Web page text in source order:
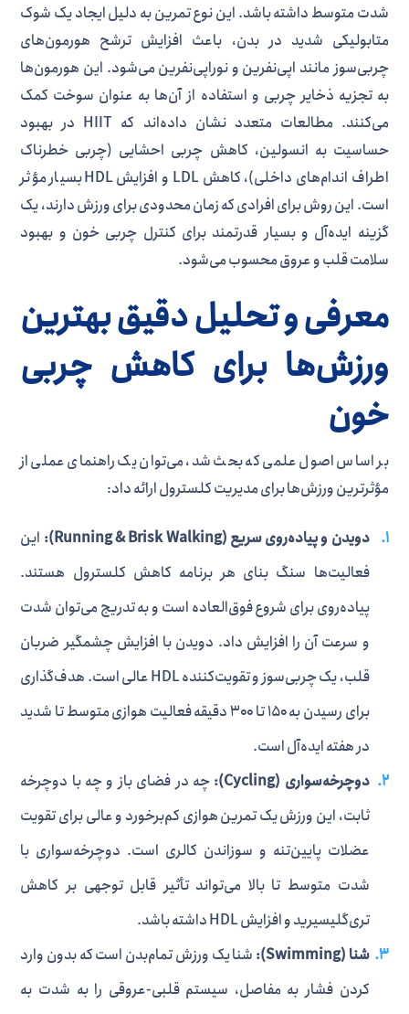
شدت متوسط داشته باشد. این نوع تمرین به دلیل ایجاد یک شوک
متابولیکی شدید در بدن، باعث افزایش ترشح هورمون‌های
چربی‌سوز مانند اپی‌نفرین و نوراپی‌نفرین می‌شود. این هورمون‌ها
به تجزیه ذخایر چربی و استفاده از آن‌ها به عنوان سوخت کمک
می‌کنند. مطالعات متعدد نشان داده‌اند که HIIT در بهبود
حساسیت به انسولین، کاهش چربی احشایی (چربی خطرناک
اطراف اندام‌های داخلی)، کاهش LDL و افزایش HDL بسیار مؤثر
است. این روش برای افرادی که زمان محدودی برای ورزش دارند، یک
گزینه ایده‌آل و بسیار قدرتمند برای کنترل چربی خون و بهبود
سلامت قلب و عروق محسوب می‌شود.
معرفی و تحلیل دقیق بهترین
ورزش‌ها برای کاهش چربی
خون
بر اساس اصول علمی که بحث شد، می‌توان یک راهنمای عملی از
مؤثرترین ورزش‌ها برای مدیریت کلسترول ارائه داد:
دویدن و پیاده‌روی سریع (Running & Brisk Walking):
این
فعالیت‌ها سنگ بنای هر برنامه کاهش کلسترول هستند.
پیاده‌روی برای شروع فوق‌العاده است و به تدریج می‌توان شدت
و سرعت آن را افزایش داد. دویدن با افزایش چشمگیر ضربان
قلب، یک چربی‌سوز و تقویت‌کننده HDL عالی است. هدف‌گذاری
برای رسیدن به ۱۵۰ تا ۳۰۰ دقیقه فعالیت هوازی متوسط تا شدید
در هفته ایده‌آل است.
دوچرخه‌سواری (Cycling):
چه در فضای باز و چه با دوچرخه
ثابت، این ورزش یک تمرین هوازی کم‌برخورد و عالی برای تقویت
عضلات پایین‌تنه و سوزاندن کالری است. دوچرخه‌سواری با
شدت متوسط تا بالا می‌تواند تأثیر قابل توجهی بر کاهش
تری‌گلیسیرید و افزایش HDL داشته باشد.
شنا (Swimming):
شنا یک ورزش تمام‌بدن است که بدون وارد
کردن فشار به مفاصل، سیستم قلبی-عروقی را به شدت به